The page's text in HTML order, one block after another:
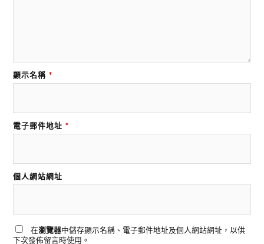
顯示名稱 *
電子郵件地址 *
個人網站網址
在瀏覽器中儲存顯示名稱、電子郵件地址及個人網站網址，以供
下次發佈留言時使用。